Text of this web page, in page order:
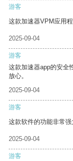
游客
这款加速器VPM应用
2025-09-04
游客
这款加速器app的安全
放心。
2025-09-04
游客
这款软件的功能非常强
2025-09-04
游客